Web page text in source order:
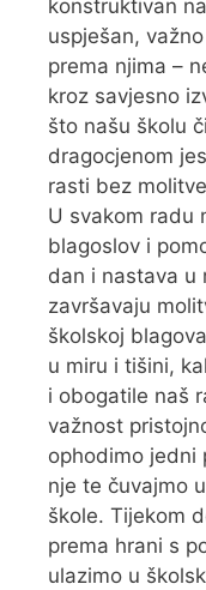
konstruktivan
uspješan,
prema njima –
kroz savjesno
što našu školu
dragocjenom
rasti bez
U svakom radu
blagoslov i
dan i nastava u
završavaju
školskoj
u miru i tišini,
i obogatile naš
važnost
ophodimo jedni
nje te čuvajmo
škole. Tijekom
prema hrani s
ulazimo u